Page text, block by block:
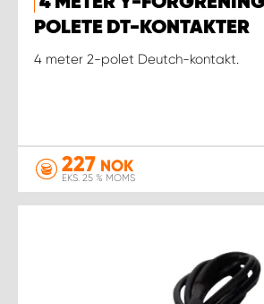
POLETE DT-KONTAKTER
4 meter 2-polet Deutch-kontakt.
227 NOK
EKS. 25 % MOMS